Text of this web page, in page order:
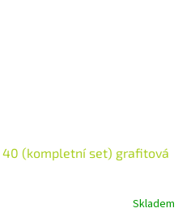
40 (kompletní set) grafitová
Skladem